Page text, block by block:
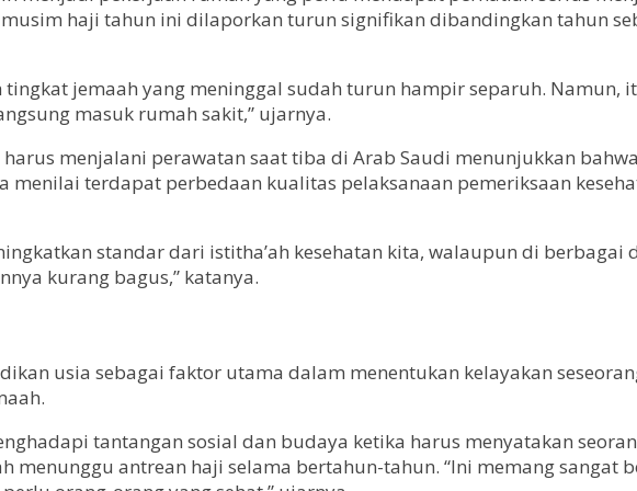
haji tahun ini dilaporkan turun signifikan dibandingkan tahun
jemaah yang meninggal sudah turun hampir separuh. Namun,
masuk rumah sakit,” ujarnya.
menjalani perawatan saat tiba di Arab Saudi menunjukkan
terdapat perbedaan kualitas pelaksanaan pemeriksaan
standar dari istitha’ah kesehatan kita, walaupun di berbagai
kurang bagus,” katanya.
usia sebagai faktor utama dalam menentukan kelayakan
tantangan sosial dan budaya ketika harus menyatakan
menunggu antrean haji selama bertahun-tahun. “Ini memang sangat